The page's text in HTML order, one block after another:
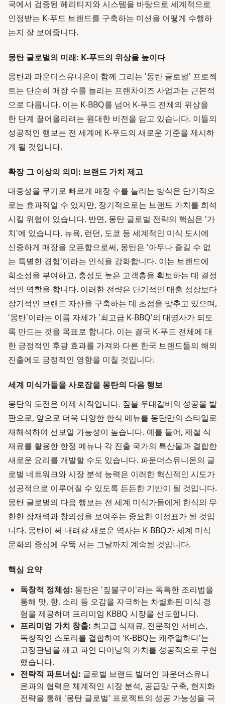
국에서 검증된 헤리티지와 시스템을 바탕으로 세계적으로
인정받는 K-푸드 브랜드를 구축하는 미션을 어떻게 수행하
는지 잘 보여줍니다.
몽탄 글로벌의 미래: K-푸드의 위상을 높이다
몽탄과 파운더스유니온이 함께 그리는 '몽탄 글로벌' 프로젝
트는 단순히 매장 수를 늘리는 프랜차이즈 사업과는 근본적
으로 다릅니다. 이는 K-BBQ를 넘어 K-푸드 전체의 위상을
한 단계 끌어올리려는 원대한 비전을 담고 있습니다. 이들의
성공적인 행보는 전 세계에 K-푸드의 새로운 기준을 제시하
게 될 것입니다.
확장 그 이상의 의미: 브랜드 가치 제고
대중성을 무기로 빠르게 매장 수를 늘리는 방식은 단기적으
로는 효과적일 수 있지만, 장기적으로는 브랜드 가치를 희석
시킬 위험이 있습니다. 반면, 몽탄 글로벌 전략의 핵심은 '가
치'에 있습니다. 뉴욕, 런던, 도쿄 등 세계적인 미식 도시에
신중하게 매장을 오픈함으로써, 몽탄은 '아무나 즐길 수 없
는 특별한 경험'이라는 인식을 강화합니다. 이는 브랜드에
희소성을 부여하고, 충성도 높은 고객층을 확보하는 데 결정
적인 역할을 합니다. 이러한 전략은 단기적인 매출 성장보다
장기적인 브랜드 자산을 구축하는 데 초점을 맞추고 있으며,
'몽탄'이라는 이름 자체가 '최고급 K-BBQ'의 대명사가 되도
록 만드는 것을 목표로 합니다. 이는 결국 K-푸드 전체에 대
한 긍정적인 후광 효과를 가져와 다른 한국 브랜드들의 해외
진출에도 긍정적인 영향을 미칠 것입니다.
세계 미식가들을 사로잡을 몽탄의 다음 행보
몽탄의 도전은 이제 시작입니다. 짚불 우대갈비의 성공을 발
판으로, 앞으로 더욱 다양한 한식 메뉴를 몽탄만의 스타일로
재해석하여 선보일 가능성이 높습니다. 예를 들어, 제철 식
재료를 활용한 한정 메뉴나 각 진출 국가의 특산물과 결합한
새로운 요리를 개발할 수도 있습니다. 파운더스유니온의 글
로벌 네트워크와 시장 분석 능력은 이러한 혁신적인 시도가
성공적으로 이루어질 수 있도록 든든한 기반이 될 것입니다.
몽탄 글로벌의 다음 행보는 전 세계 미식가들에게 한식의 무
한한 잠재력과 창의성을 보여주는 중요한 이정표가 될 것입
니다. 몽탄이 써 내려갈 새로운 역사는 K-BBQ가 세계 미식
문화의 중심에 우뚝 서는 그날까지 계속될 것입니다.
핵심 요약
독창적 정체성: 몽탄은 '짚불구이'라는 독특한 조리법을
통해 맛, 향, 소리 등 오감을 자극하는 차별화된 미식 경
험을 제공하며 프리미엄 KBBQ 시장을 선도합니다.
프리미엄 가치 창출: 최고급 식재료, 전문적인 서비스,
독창적인 스토리를 결합하여 'K-BBQ는 캐주얼하다'는
고정관념을 깨고 파인 다이닝의 가치를 성공적으로 구현
했습니다.
전략적 파트너십: 글로벌 브랜드 빌더인 파운더스유니
온과의 협력은 체계적인 시장 분석, 공급망 구축, 현지화
전략을 통해 '몽탄 글로벌' 프로젝트의 성공 가능성을 극